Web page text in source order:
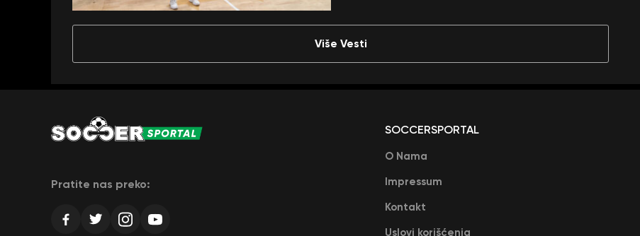
Više Vesti
Pratite nas preko:
SOCCERSPORTAL
O Nama
Impressum
Kontakt
Uslovi korišćenja